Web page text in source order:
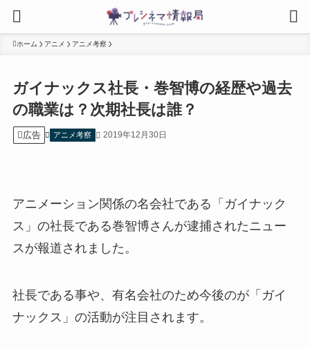
ホーム アニメ アニメ考察
ガイナックス社長・巻智博の経歴や過去
の職業は？次期社長は誰？
広告 アニメ考察 2019年12月30日
アニメーション関係の名会社である「ガイナック
ス」の社長である巻智博さんが逮捕されたニュー
スが報道されました。
社長である事や、有名会社のため今後のが「ガイ
ナックス」の活動が注目されます。